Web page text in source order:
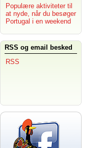
Populære aktiviteter til
at nyde, når du besøger
Portugal i en weekend
RSS og email besked
RSS